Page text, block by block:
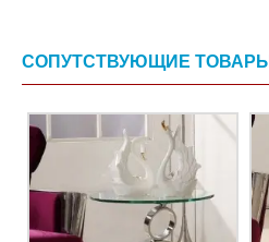
СОПУТСТВУЮЩИЕ ТОВАРЫ